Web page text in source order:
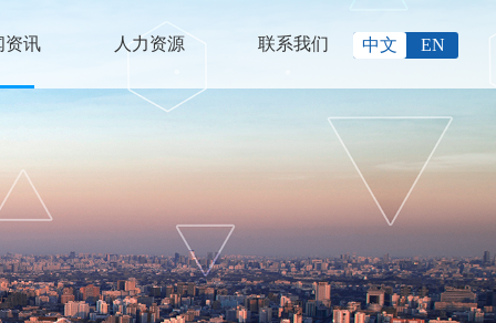
中文 EN
资讯 人力资源 联系我们